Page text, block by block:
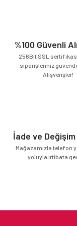
%100 Güvenli
256Bit SSL
siparişleriniz
Alışverişler!
İade ve Değişim
Mağazamızla telefon
yoluyla irtibata